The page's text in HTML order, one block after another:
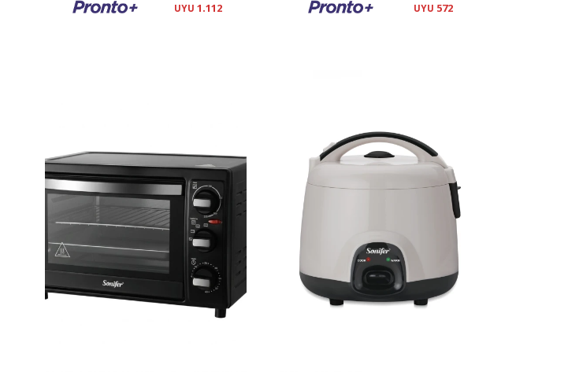
UYU 1.112 UYU 572